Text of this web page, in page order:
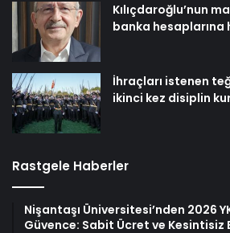
Kılıçdaroğlu’nun
banka hesaplarına
İhraçları istenen
ikinci kez disiplin
Rastgele Haberler
Nişantaşı Üniversitesi’nden 2026
Güvence: Sabit Ücret ve Kesintisiz